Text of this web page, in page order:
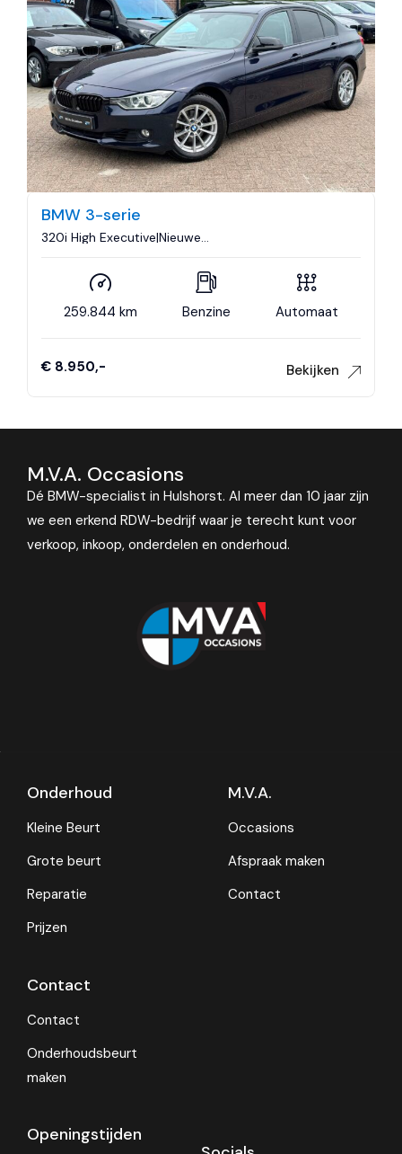
BMW 3-serie
320i High Executive|Nieuwe
259.844 km Benzine Automaat
€ 8.950,- Bekijken
M.V.A. Occasions
Dé BMW-specialist in Hulshorst. Al meer dan 10 jaar zijn
we een erkend RDW-bedrijf waar je terecht kunt voor
verkoop, inkoop, onderdelen en onderhoud.
Onderhoud
Kleine Beurt
Grote beurt
Reparatie
Prijzen
M.V.A.
Occasions
Afspraak maken
Contact
Contact
Contact
Onderhoudsbeurt
maken
Openingstijden